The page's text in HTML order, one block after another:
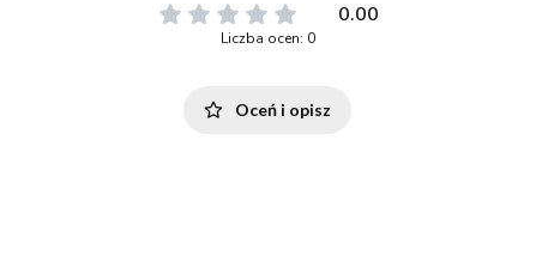
0.00
Liczba ocen: 0
Oceń i opisz